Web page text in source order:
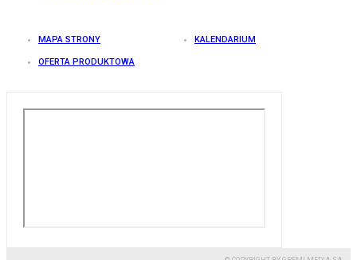
MAPA STRONY KALENDARIUM
OFERTA PRODUKTOWA